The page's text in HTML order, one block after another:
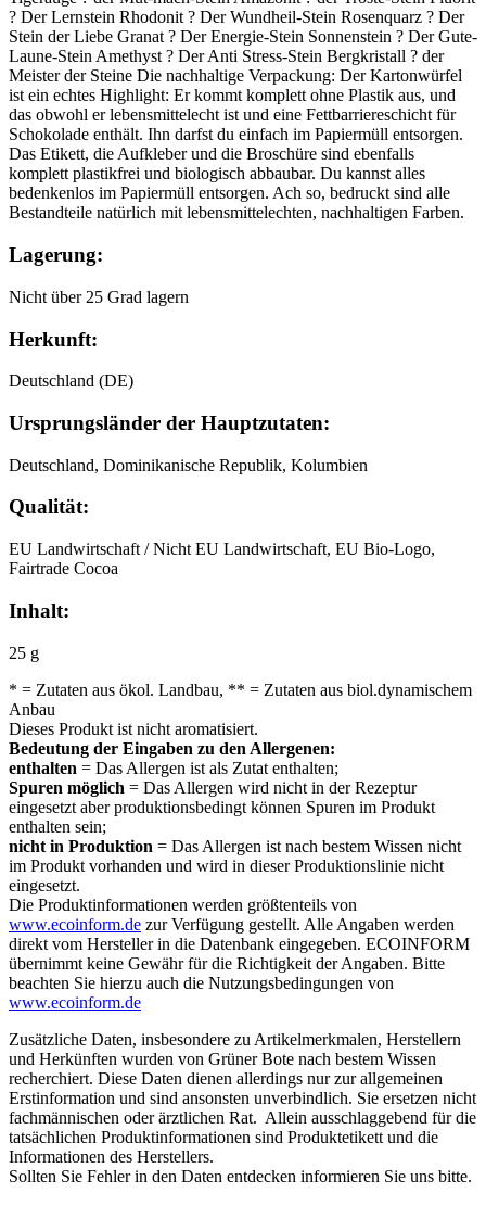
? Der Lernstein Rhodonit ? Der Wundheil-Stein Rosenquarz ? Der
Stein der Liebe Granat ? Der Energie-Stein Sonnenstein ? Der Gute-
Laune-Stein Amethyst ? Der Anti Stress-Stein Bergkristall ? der
Meister der Steine Die nachhaltige Verpackung: Der Kartonwürfel
ist ein echtes Highlight: Er kommt komplett ohne Plastik aus, und
das obwohl er lebensmittelecht ist und eine Fettbarriereschicht für
Schokolade enthält. Ihn darfst du einfach im Papiermüll entsorgen.
Das Etikett, die Aufkleber und die Broschüre sind ebenfalls
komplett plastikfrei und biologisch abbaubar. Du kannst alles
bedenkenlos im Papiermüll entsorgen. Ach so, bedruckt sind alle
Bestandteile natürlich mit lebensmittelechten, nachhaltigen Farben.
Lagerung:
Nicht über 25 Grad lagern
Herkunft:
Deutschland (DE)
Ursprungsländer der Hauptzutaten:
Deutschland, Dominikanische Republik, Kolumbien
Qualität:
EU Landwirtschaft / Nicht EU Landwirtschaft, EU Bio-Logo,
Fairtrade Cocoa
Inhalt:
25 g
* = Zutaten aus ökol. Landbau, ** = Zutaten aus biol.dynamischem
Anbau
Dieses Produkt ist nicht aromatisiert.
Bedeutung der Eingaben zu den Allergenen:
enthalten = Das Allergen ist als Zutat enthalten;
Spuren möglich = Das Allergen wird nicht in der Rezeptur
eingesetzt aber produktionsbedingt können Spuren im Produkt
enthalten sein;
nicht in Produktion = Das Allergen ist nach bestem Wissen nicht
im Produkt vorhanden und wird in dieser Produktionslinie nicht
eingesetzt.
Die Produktinformationen werden größtenteils von
www.ecoinform.de zur Verfügung gestellt. Alle Angaben werden
direkt vom Hersteller in die Datenbank eingegeben. ECOINFORM
übernimmt keine Gewähr für die Richtigkeit der Angaben. Bitte
beachten Sie hierzu auch die Nutzungsbedingungen von
www.ecoinform.de
Zusätzliche Daten, insbesondere zu Artikelmerkmalen, Herstellern
und Herkünften wurden von Grüner Bote nach bestem Wissen
recherchiert. Diese Daten dienen allerdings nur zur allgemeinen
Erstinformation und sind ansonsten unverbindlich. Sie ersetzen nicht
fachmännischen oder ärztlichen Rat. Allein ausschlaggebend für die
tatsächlichen Produktinformationen sind Produktetikett und die
Informationen des Herstellers.
Sollten Sie Fehler in den Daten entdecken informieren Sie uns bitte.